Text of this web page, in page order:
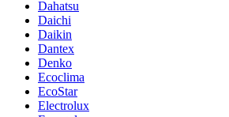
Dahatsu
Daichi
Daikin
Dantex
Denko
Ecoclima
EcoStar
Electrolux